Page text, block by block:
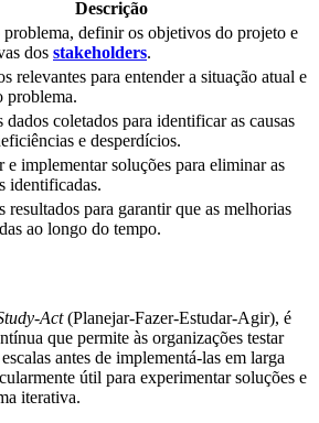
Descrição
definir os objetivos do projeto e
dos stakeholders.
relevantes para entender a situação atual e
problema.
dados coletados para identificar as causas
e desperdícios.
e implementar soluções para eliminar as
identificadas.
resultados para garantir que as melhorias
ao longo do tempo.
Act(Planejar-Fazer-Estudar-Agir), é
que permite às organizações testar
antes de implementá-las em larga
útil para experimentar soluções e
iterativa.